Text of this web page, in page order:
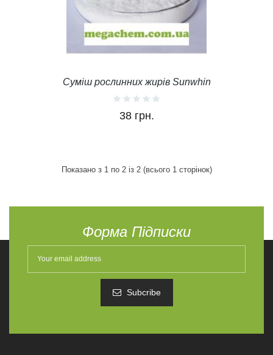
Суміш рослинних жирів Sunwhin
38 грн.
Показано з 1 по 2 із 2 (всього 1 сторінок)
Форма Підписки
Subcribe